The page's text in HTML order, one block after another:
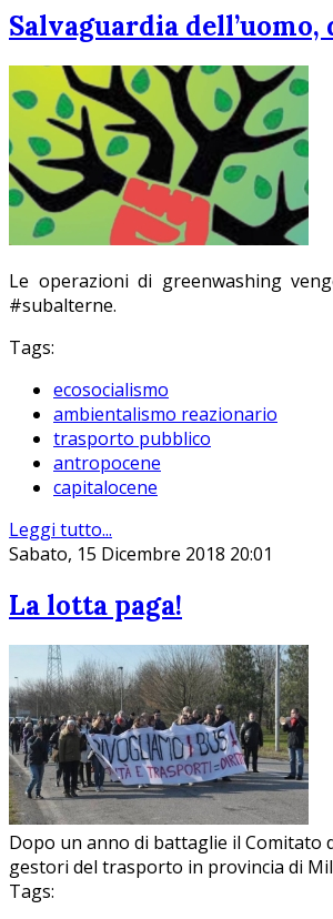
Salvaguardia
Le operazioni di greenwashing
#subalterne.
Tags:
ecosocialismo
ambientalismo reazionario
trasporto pubblico
antropocene
capitalocene
Leggi tutto...
Sabato, 15 Dicembre 2018 20:01
La lotta paga!
Dopo un anno di battaglie il
gestori del trasporto in provincia di
Tags: